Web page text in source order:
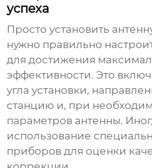
успеха
Просто установить
нужно правильно
для достижения
эффективности. Это
угла установки,
станцию и, при
параметров антенны.
использование
приборов для оценки